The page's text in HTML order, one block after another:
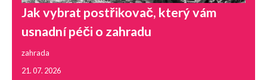
Jak vybrat postřikovač, který vám
usnadní péči o zahradu
zahrada
21. 07. 2026